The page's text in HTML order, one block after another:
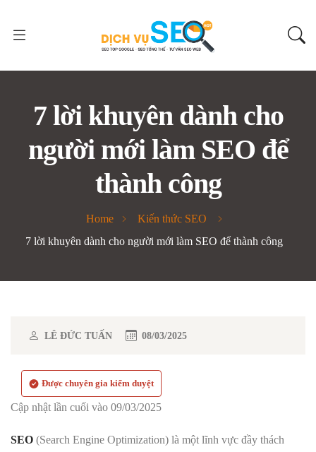
7 lời khuyên dành cho
người mới làm SEO để
thành công
Home
Kiến thức SEO
7 lời khuyên dành cho người mới làm SEO để thành công
LÊ ĐỨC TUẤN 08/03/2025
Được chuyên gia kiểm duyệt
Cập nhật lần cuối vào 09/03/2025
SEO (Search Engine Optimization) là một lĩnh vực đầy thách